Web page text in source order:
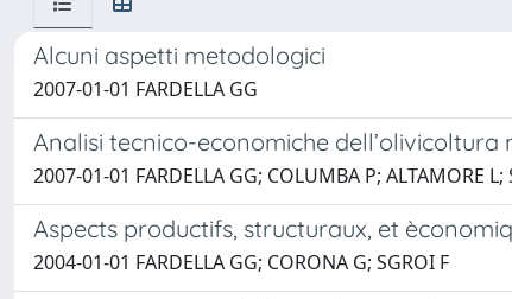
Alcuni aspetti metodologici
2007-01-01 FARDELLA GG
Analisi tecnico-economiche dell’olivicoltura
2007-01-01 FARDELLA GG; COLUMBA P; ALTAMORE
Aspects productifs, structuraux, et
2004-01-01 FARDELLA GG; CORONA G; SGROI F